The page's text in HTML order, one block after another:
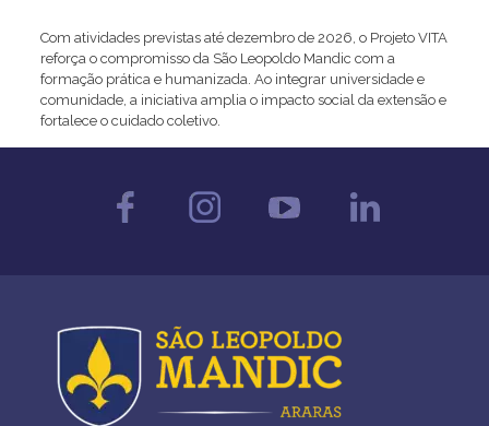
Com atividades previstas até dezembro de 2026, o Projeto VITA
reforça o compromisso da São Leopoldo Mandic com a
formação prática e humanizada. Ao integrar universidade e
comunidade, a iniciativa amplia o impacto social da extensão e
fortalece o cuidado coletivo.